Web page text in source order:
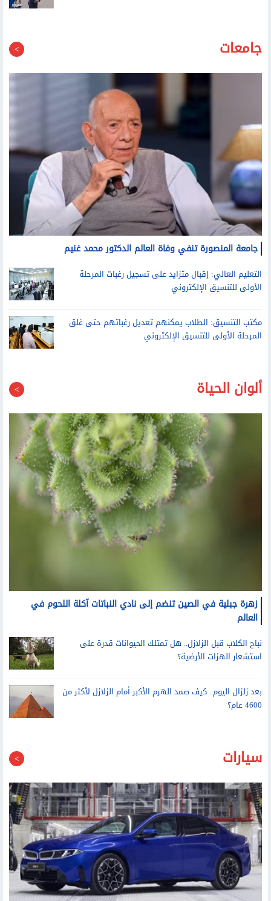
جامعات
جامعة المنصورة تنفي وفاة العالم الدكتور محمد غنيم
التعليم العالي: إقبال متزايد على تسجيل رغبات المرحلة
الأولى للتنسيق الإلكتروني
مكتب التنسيق: الطلاب يمكنهم تعديل رغباتهم حتى غلق
المرحلة الأولى للتنسيق الإلكتروني
ألوان الحياة
زهرة جبلية في الصين تنضم إلى نادي النباتات آكلة اللحوم في
العالم
نباح الكلاب قبل الزلازل.. هل تمتلك الحيوانات قدرة على
استشعار الهزات الأرضية؟
بعد زلزال اليوم.. كيف صمد الهرم الأكبر أمام الزلازل لأكثر من
4600 عام؟
سيارات